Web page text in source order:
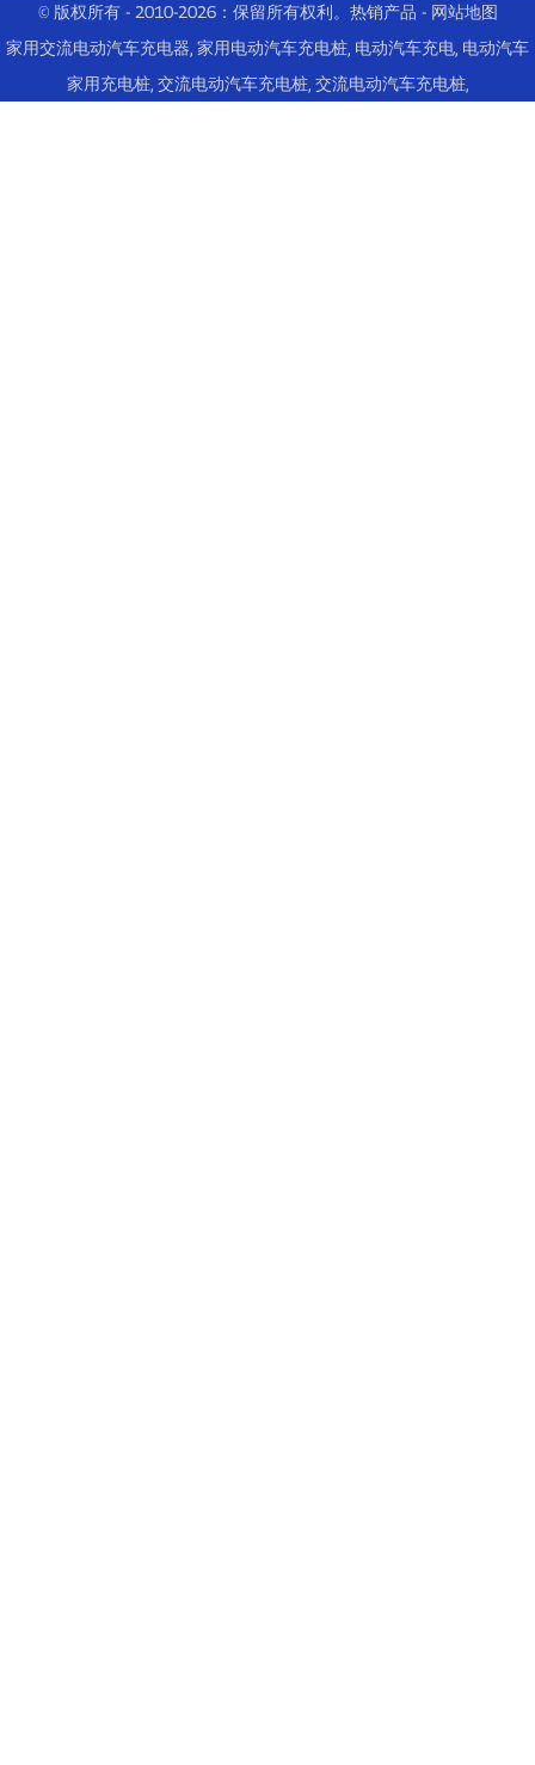
© 版权所有 - 2010-2026：保留所有权利。 热销产品 - 网站地图
家用交流电动汽车充电器, 家用电动汽车充电桩, 电动汽车充电, 电动汽车
家用充电桩, 交流电动汽车充电桩, 交流电动汽车充电桩,